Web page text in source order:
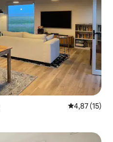
Gemiddelde
4,87 (15)